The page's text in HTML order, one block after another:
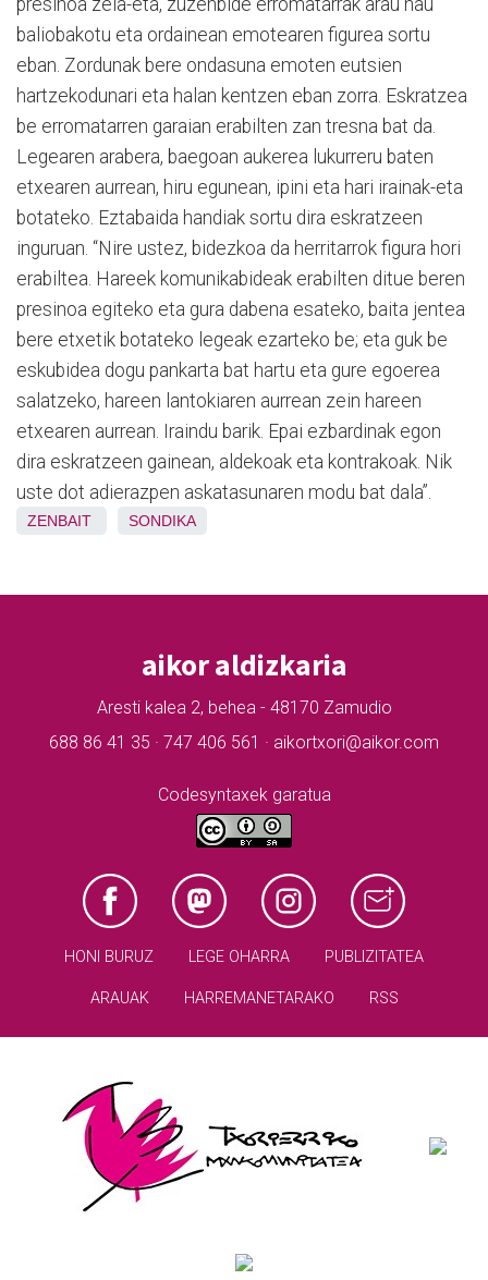
baliobakotu eta ordainean emotearen figurea sortu
eban. Zordunak bere ondasuna emoten eutsien
hartzekodunari eta halan kentzen eban zorra. Eskratzea
be erromatarren garaian erabilten zan tresna bat da.
Legearen arabera, baegoan aukerea lukurreru baten
etxearen aurrean, hiru egunean, ipini eta hari irainak-eta
botateko. Eztabaida handiak sortu dira eskratzeen
inguruan. “Nire ustez, bidezkoa da herritarrok figura hori
erabiltea. Hareek komunikabideak erabilten ditue beren
presinoa egiteko eta gura dabena esateko, baita jentea
bere etxetik botateko legeak ezarteko be; eta guk be
eskubidea dogu pankarta bat hartu eta gure egoerea
salatzeko, hareen lantokiaren aurrean zein hareen
etxearen aurrean. Iraindu barik. Epai ezbardinak egon
dira eskratzeen gainean, aldekoak eta kontrakoak. Nik
uste dot adierazpen askatasunaren modu bat dala”.
ZENBAIT SONDIKA
aikor aldizkaria
Aresti kalea 2, behea - 48170 Zamudio
688 86 41 35 · 747 406 561 · aikortxori@aikor.com
Codesyntaxek garatua
HONI BURUZ LEGE OHARRA PUBLIZITATEA
ARAUAK HARREMANETARAKO RSS